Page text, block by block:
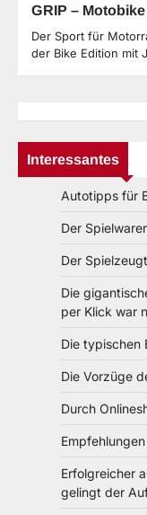
GRIP –
Der Sport für
der Bike Edition mit
Interessantes
Autotipps für
Der
Der
Die
per Klick war
Die typischen
Die Vorzüge
Durch
Empfehlungen
Erfolgreicher
gelingt der